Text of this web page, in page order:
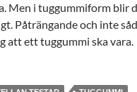
Men i tuggummiform blir
Påträngande och inte
att ett tuggummi ska vara.